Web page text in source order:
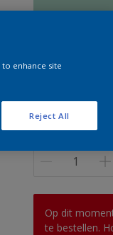
M4.12.75
Grootte
Aantal
Op dit
te bestellen.
enhance site
Reject All